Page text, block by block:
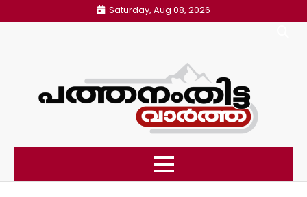
to
Saturday, Aug 08, 2026